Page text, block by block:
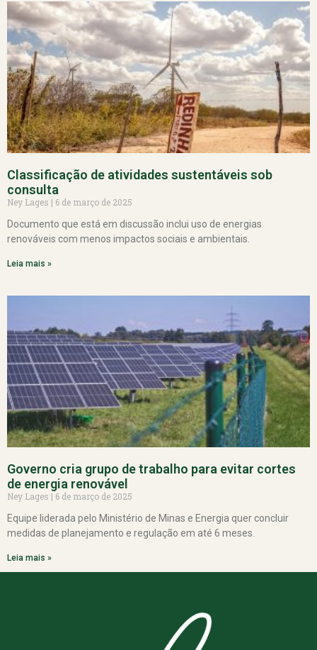
Classificação de atividades sustentáveis sob
consulta
Ney Lages
6 de março de 2025
Documento que está em discussão inclui uso de energias
renováveis com menos impactos sociais e ambientais.
Leia mais »
Governo cria grupo de trabalho para evitar cortes
de energia renovável
Ney Lages
6 de março de 2025
Equipe liderada pelo Ministério de Minas e Energia quer concluir
medidas de planejamento e regulação em até 6 meses.
Leia mais »